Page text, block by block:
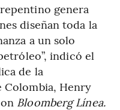
genera
diseñan toda la
a un solo
indicó el
de la
Colombia, Henry
Bloomberg Línea.